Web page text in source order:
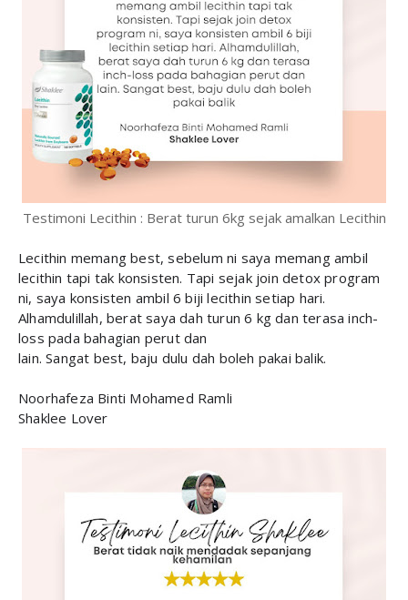
Testimoni Lecithin : Berat turun 6kg sejak amalkan Lecithin
Lecithin memang best, sebelum ni saya memang ambil
lecithin tapi tak konsisten. Tapi sejak join detox program
ni, saya konsisten ambil 6 biji lecithin setiap hari.
Alhamdulillah, berat saya dah turun 6 kg dan terasa inch-
loss pada bahagian perut dan
lain. Sangat best, baju dulu dah boleh pakai balik.
Noorhafeza Binti Mohamed Ramli
Shaklee Lover